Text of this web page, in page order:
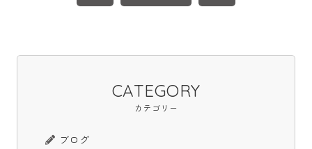
CATEGORY
カテゴリー
ブログ